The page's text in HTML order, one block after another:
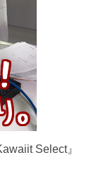
Select』